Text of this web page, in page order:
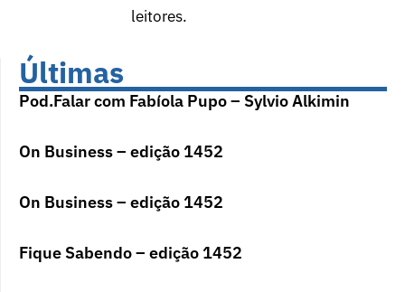
leitores.
Últimas
Pod.Falar com Fabíola Pupo – Sylvio Alkimin
On Business – edição 1452
On Business – edição 1452
Fique Sabendo – edição 1452